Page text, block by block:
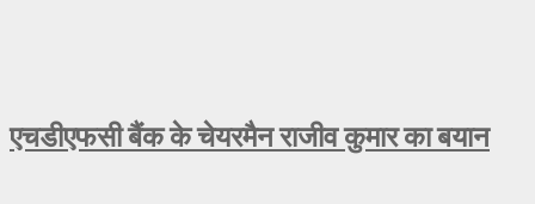
एचडीएफसी बैंक के चेयरमैन राजीव कुमार का बयान